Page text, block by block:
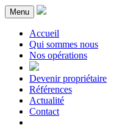
Menu
Accueil
Qui sommes nous
Nos opérations
Devenir propriétaire
Références
Actualité
Contact